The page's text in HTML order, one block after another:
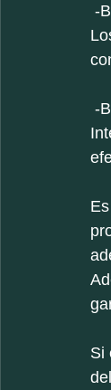
-
-
Si